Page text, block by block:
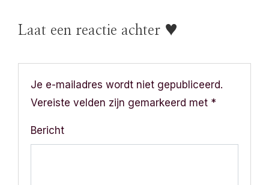
r
Laat een reactie achter ♥
Je e-mailadres wordt niet gepubliceerd.
Vereiste velden zijn gemarkeerd met *
Bericht